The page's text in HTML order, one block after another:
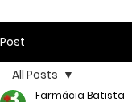
Post
All Posts
Farmácia Batista